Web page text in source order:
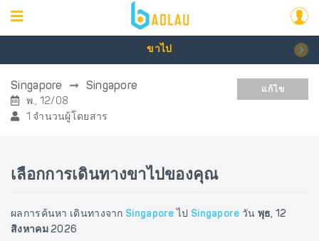
ขาไป
Singapore Singapore
พ., 12/08
1 จำนวนผู้โดยสาร
แก้ไข
เลือกการเดินทางขาไปของคุณ
ผลการค้นหา เดินทางจาก Singapore ไป Singapore วัน พุธ, 12
สิงหาคม 2026